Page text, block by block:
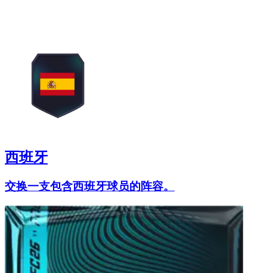
西班牙
交换一支包含西班牙球员的阵容。